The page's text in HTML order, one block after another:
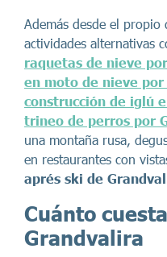
Además desde el
actividades alternativas
raquetas de nieve
en moto de nieve
construcción de iglú
trineo de perros por
una montaña rusa,
en restaurantes con
aprés ski de
Cuánto
Grandvalira